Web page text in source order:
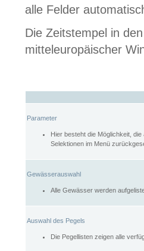
alle Felder
Die Zeitstempel in
mitteleuropäischer
Parameter
Hier besteht die Möglichkeit,
Selektionen im Menü
Gewässerauswahl
Alle Gewässer werden
Auswahl des Pegels
Die Pegellisten zeigen alle